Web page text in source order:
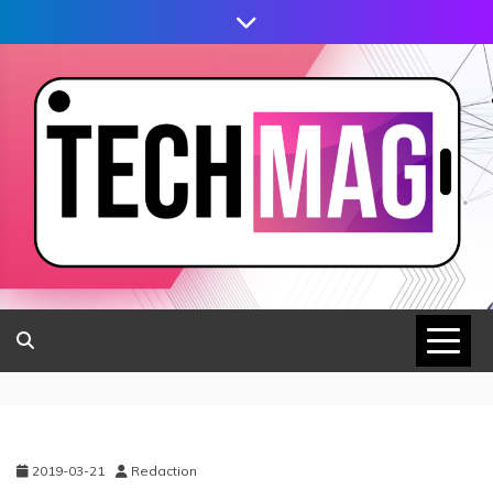
2019-03-21 Redaction